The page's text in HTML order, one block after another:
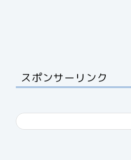
スポンサーリンク